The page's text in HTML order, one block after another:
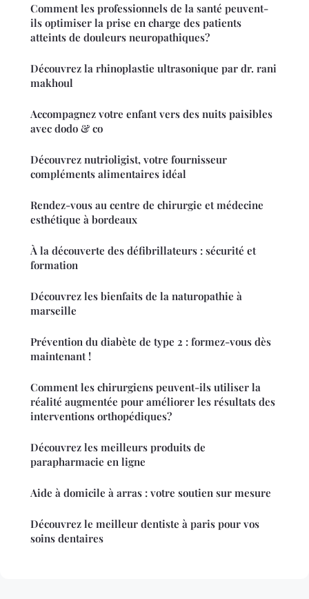
Comment les professionnels de la santé peuvent-
ils optimiser la prise en charge des patients
atteints de douleurs neuropathiques?
Découvrez la rhinoplastie ultrasonique par dr. rani
makhoul
Accompagnez votre enfant vers des nuits paisibles
avec dodo & co
Découvrez nutrioligist, votre fournisseur
compléments alimentaires idéal
Rendez-vous au centre de chirurgie et médecine
esthétique à bordeaux
À la découverte des défibrillateurs : sécurité et
formation
Découvrez les bienfaits de la naturopathie à
marseille
Prévention du diabète de type 2 : formez-vous dès
maintenant !
Comment les chirurgiens peuvent-ils utiliser la
réalité augmentée pour améliorer les résultats des
interventions orthopédiques?
Découvrez les meilleurs produits de
parapharmacie en ligne
Aide à domicile à arras : votre soutien sur mesure
Découvrez le meilleur dentiste à paris pour vos
soins dentaires